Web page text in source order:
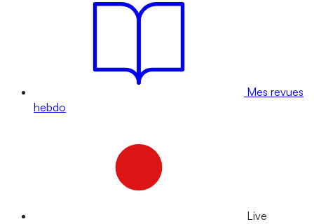
Mes revues
hebdo
Live